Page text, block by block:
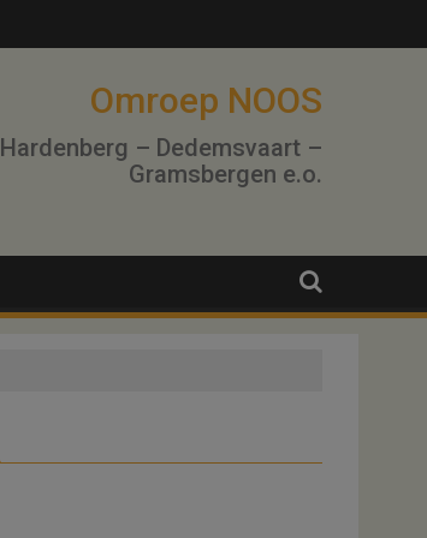
Omroep NOOS
Hardenberg – Dedemsvaart –
Gramsbergen e.o.